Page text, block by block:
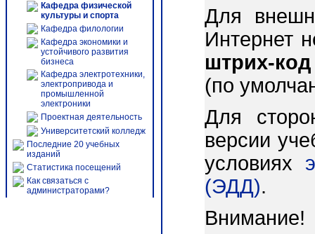
Кафедра физической
культуры и спорта
Кафедра филологии
Кафедра экономики и
устойчивого развития
бизнеса
Кафедра электротехники,
электропривода и
промышленной
электроники
Проектная деятельность
Университетский колледж
Последние 20 учебных
изданий
Статистика посещений
Как связаться с
администраторами?
Для
Интернет
штрих-код
(по
Для
версии
условиях
(ЭДД).